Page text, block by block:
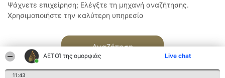
ΑΕΤΟΊ της ομορφιάς Live chat
11:43
Ψάχνετε επιχείρηση; Ελέγξτε τη μηχανή αναζήτησης.
Χρησιμοποιήστε την καλύτερη υπηρεσία
Αναζήτηση